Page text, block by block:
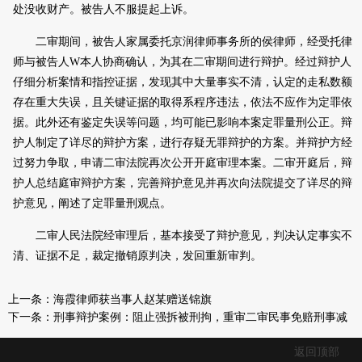
处没收财产。被告人不服提起上诉。
二审期间，被告人家属委托京润律师事务所的侯律师，经受托律
师与被告人W本人协商确认，为其在二审期间进行辩护。经过辩护人
仔细分析案情和指控证据，发现其中大量事实不清，认定的走私数额
存在重大失误，且关键证据的取得系程序违法，依法不应作为定罪依
据。此外还有鉴定失误等问题，均可能已影响本案定罪量刑公正。辩
护人制定了详尽的辩护方案，进行存疑无罪辩护的方案。并辩护方经
过努力争取，申请二审法院再次公开开庭审理本案。二审开庭后，辩
护人总结庭审辩护方案，完善辩护意见并再次向法院提交了详尽的辩
护意见，阐述了定罪量刑观点。
二审人民法院经审理后，基本接受了辩护意见，判决认定事实不
清、证据不足，裁定撤销原判决，发回重新审判。
上一条： 海霞律师获当事人赵某赠送锦旗
下一条： 刑事辩护案例：阻止强拆被刑拘，重审二审民事免赔刑事减
返回顶部